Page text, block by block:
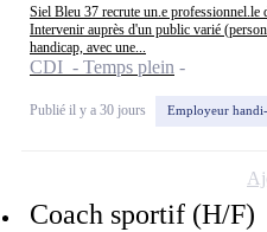
Siel Bleu 37 recrute un.e professionnel.le
Intervenir auprès d'un public varié
handicap, avec une...
CDI - Temps plein
Publié il y a 30 jours Employeur
Coach sportif (H/F)